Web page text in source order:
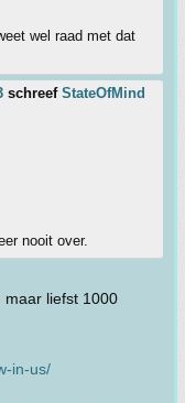
wel raad met dat
schreef StateOfMind
nooit over.
maar liefst 1000
in-us/